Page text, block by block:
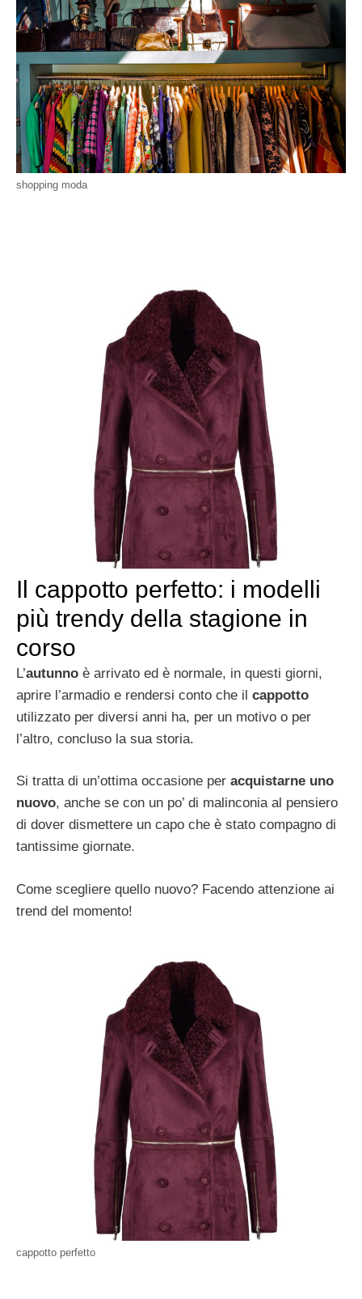
shopping moda
Il cappotto perfetto: i modelli
più trendy della stagione in
corso
L’autunno è arrivato ed è normale, in questi giorni,
aprire l’armadio e rendersi conto che il cappotto
utilizzato per diversi anni ha, per un motivo o per
l’altro, concluso la sua storia.
Si tratta di un’ottima occasione per acquistarne uno
nuovo, anche se con un po’ di malinconia al pensiero
di dover dismettere un capo che è stato compagno di
tantissime giornate.
Come scegliere quello nuovo? Facendo attenzione ai
trend del momento!
cappotto perfetto